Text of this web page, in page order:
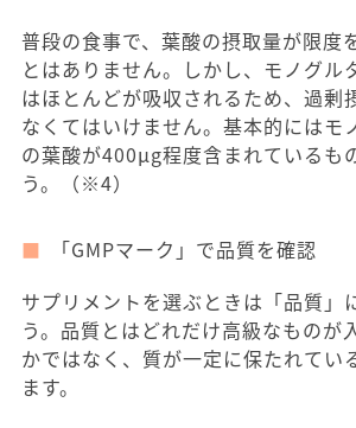
普段の食事で、葉酸の摂取量が限度
とはありません。しかし、モノグル
はほとんどが吸収されるため、過剰
なくてはいけません。基本的にはモ
の葉酸が400μg程度含まれているも
う。（※4）
「GMPマーク」で品質を確認
サプリメントを選ぶときは「品質」
う。品質とはどれだけ高級なものが
かではなく、質が一定に保たれてい
ます。